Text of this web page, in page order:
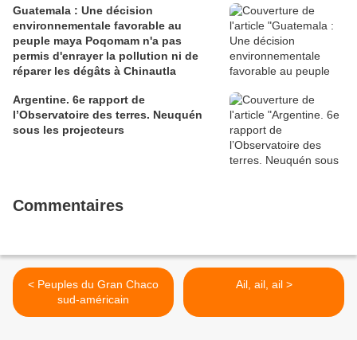
Guatemala : Une décision
environnementale favorable au
peuple maya Poqomam n'a pas
permis d'enrayer la pollution ni de
réparer les dégâts à Chinautla
Argentine. 6e rapport de
l’Observatoire des terres. Neuquén
sous les projecteurs
Commentaires
< Peuples du Gran Chaco
sud-américain
Ail, ail, ail >